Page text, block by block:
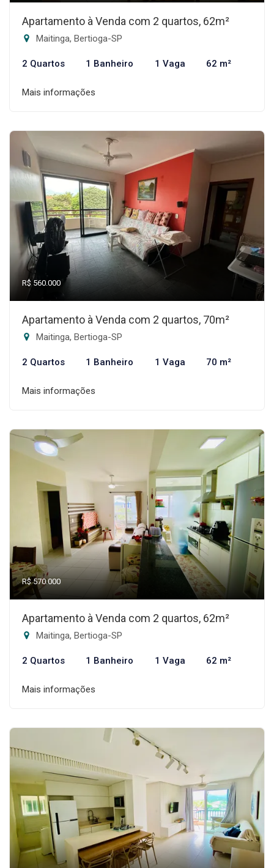
Apartamento à Venda com 2 quartos, 62m²
Maitinga, Bertioga-SP
2 Quartos 1 Banheiro 1 Vaga 62 m²
Mais informações
R$ 560.000
Apartamento à Venda com 2 quartos, 70m²
Maitinga, Bertioga-SP
2 Quartos 1 Banheiro 1 Vaga 70 m²
Mais informações
R$ 570.000
Apartamento à Venda com 2 quartos, 62m²
Maitinga, Bertioga-SP
2 Quartos 1 Banheiro 1 Vaga 62 m²
Mais informações